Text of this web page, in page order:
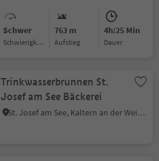
Schwer
Schwierigkeitsgrad
763 m
Aufstieg
4h:25 Min
Dauer
Trinkwasserbrunnen St.
Josef am See Bäckerei
St. Josef am See, Kaltern an der Weinstraße, Südtiroler Weinstraße